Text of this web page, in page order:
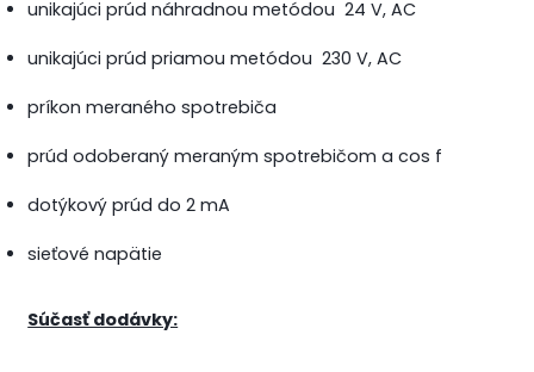
unikajúci prúd náhradnou metódou 24 V, AC
unikajúci prúd priamou metódou 230 V, AC
príkon meraného spotrebiča
prúd odoberaný meraným spotrebičom a cos f
dotýkový prúd do 2 mA
sieťové napätie
Súčasť dodávky: